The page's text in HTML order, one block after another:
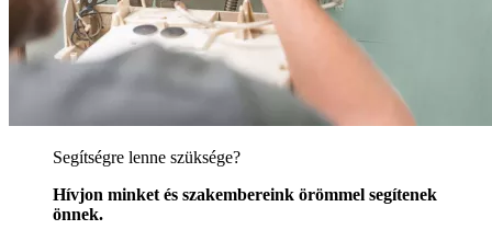
Segítségre lenne szüksége?
Hívjon minket és szakembereink örömmel segítenek
önnek.